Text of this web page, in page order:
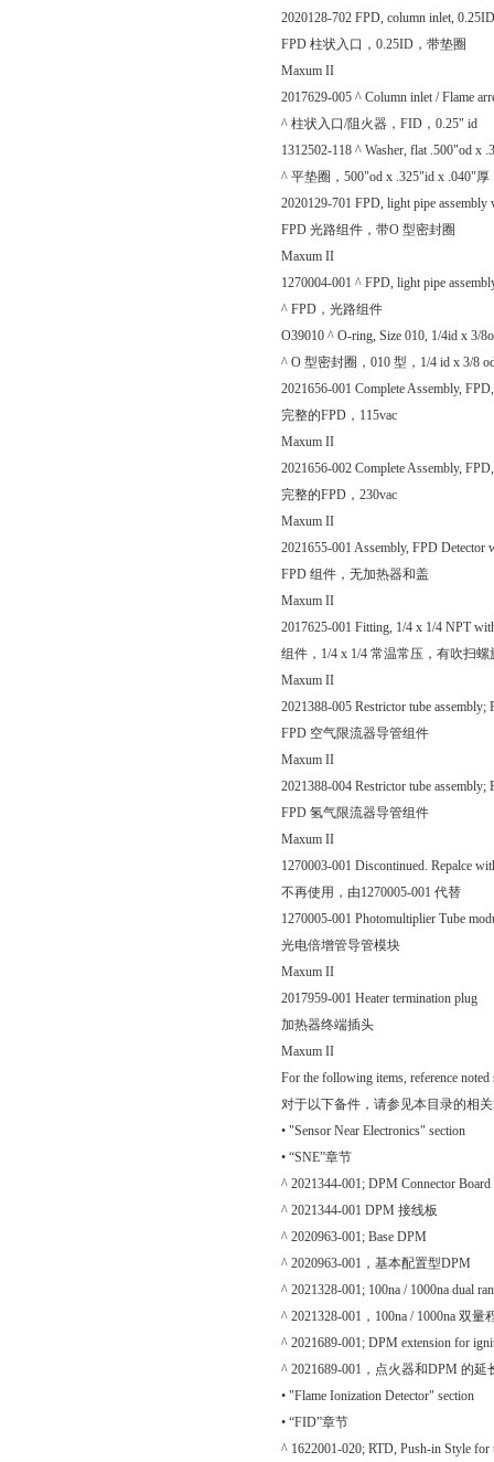
2020128-702 FPD, column inlet,
FPD 柱状入口，0.25ID，带垫圈
Maxum II
2017629-005 ^ Column inlet / Flame
^ 柱状入口/阻火器，FID，0.25" id
1312502-118 ^ Washer, flat .500"od x
^ 平垫圈，500"od x .325"id x .040"厚
2020129-701 FPD, light pipe assembly
FPD 光路组件，带O 型密封圈
Maxum II
1270004-001 ^ FPD, light pipe
^ FPD，光路组件
O39010 ^ O-ring, Size 010, 1/4id x 3/
^ O 型密封圈，010 型，1/4 id x 3/8
2021656-001 Complete Assembly,
完整的FPD，115vac
Maxum II
2021656-002 Complete Assembly,
完整的FPD，230vac
Maxum II
2021655-001 Assembly, FPD Detector
FPD 组件，无加热器和盖
Maxum II
2017625-001 Fitting, 1/4 x 1/4 NPT
组件，1/4 x 1/4 常温常压，有吹扫螺
Maxum II
2021388-005 Restrictor tube assembly;
FPD 空气限流器导管组件
Maxum II
2021388-004 Restrictor tube assembly;
FPD 氢气限流器导管组件
Maxum II
1270003-001 Discontinued. Repalce
不再使用，由1270005-001 代替
1270005-001 Photomultiplier Tube
光电倍增管导管模块
Maxum II
2017959-001 Heater termination plug
加热器终端插头
Maxum II
For the following items, reference noted
对于以下备件，请参见本目录的相
• "Sensor Near Electronics" section
• “SNE”章节
^ 2021344-001; DPM Connector Board
^ 2021344-001 DPM 接线板
^ 2020963-001; Base DPM
^ 2020963-001，基本配置型DPM
^ 2021328-001; 100na / 1000na dual
^ 2021328-001，100na / 1000na 双量
^ 2021689-001; DPM extension for
^ 2021689-001，点火器和DPM 的延
• "Flame Ionization Detector" section
• “FID”章节
^ 1622001-020; RTD, Push-in Style for